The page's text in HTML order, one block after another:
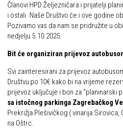
Izvješća SDI-a
Povijesti SDI
Gojzeki
Plan izleta Obiteljske sekcije za 2026.
Izleti
Izvješća s izleta Obiteljske sekcije
Pruži mi ruku – OSI
Visokogorska škola
Alpinistička škola
Speleološka škola HPD Željezničar
Obilaznice
Gojzerica
Špiljama Lijepe Naše
Hrvatske planinarske kuće
50 vrhova za 50 godina društva
Članovi HPD Željezničara i prijatelji
i ostali. Naše Društvo će i ove godine
Pozivamo vas da nam se pridružite u
nedjelju 5.10.2025.
Bit će organiziran prijevoz
Svi zainteresirani za prijevoz
Društvu po 10€ kako bi na vrijeme
prijevoz uključuje i bon za “planinarski
sa istočnog parkinga Zagrebačkog
Prekrižja Plešivičkog ( vinarija Sirovica,
na Oštrc.